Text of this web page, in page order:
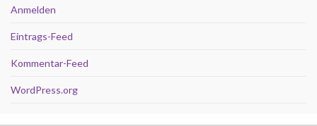
Anmelden
Eintrags-Feed
Kommentar-Feed
WordPress.org